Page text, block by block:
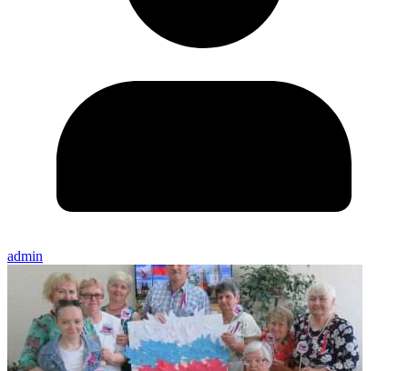
admin